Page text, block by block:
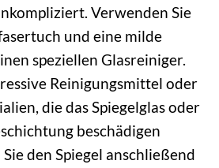
Verwenden Sie
und eine milde
speziellen Glasreiniger.
Reinigungsmittel oder
die das Spiegelglas oder
beschädigen
den Spiegel anschließend